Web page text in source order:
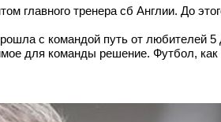
главного тренера сб Англии. До
с командой путь от любителей
для команды решение. Футбол, как